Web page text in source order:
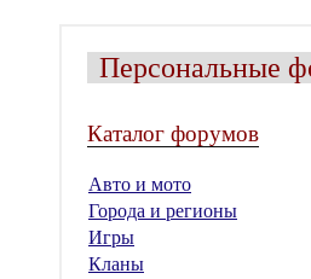
Персональные
Каталог форумов
Авто и мото
Города и регионы
Игры
Кланы